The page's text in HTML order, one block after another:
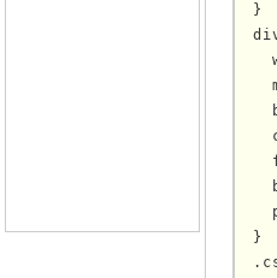
}
}